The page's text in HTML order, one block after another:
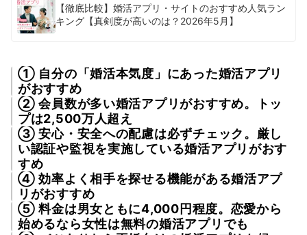
【徹底比較】婚活アプリ・サイトのおすすめ人気ラン
キング【真剣度が高いのは？2026年5月】
① 自分の「婚活本気度」にあった婚活アプリ
がおすすめ
② 会員数が多い婚活アプリがおすすめ。トッ
プは2,500万人超え
③ 安心・安全への配慮は必ずチェック。厳し
い認証や監視を実施している婚活アプリがおす
すめ
④ 効率よく相手を探せる機能がある婚活アプ
リがおすすめ
⑤ 料金は男女ともに4,000円程度。恋愛から
始めるなら女性は無料の婚活アプリでも